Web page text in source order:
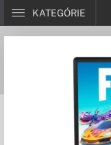
KATEGÓRIE